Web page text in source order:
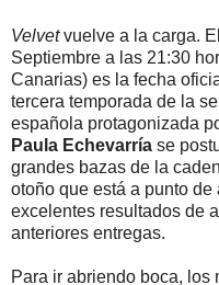
Velvetvuelve a la carga.
Septiembre a las 21:30
Canarias) es la fecha
tercera temporada de la
española protagonizada
Paula Echevarría se
grandes bazas de la
otoño que está a punto de
excelentes resultados de
anteriores entregas.
Para ir abriendo boca,